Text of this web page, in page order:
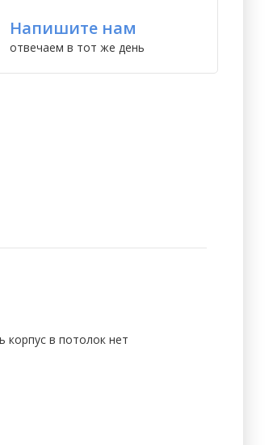
Напишите нам
отвечаем в тот же день
корпус в потолок нет